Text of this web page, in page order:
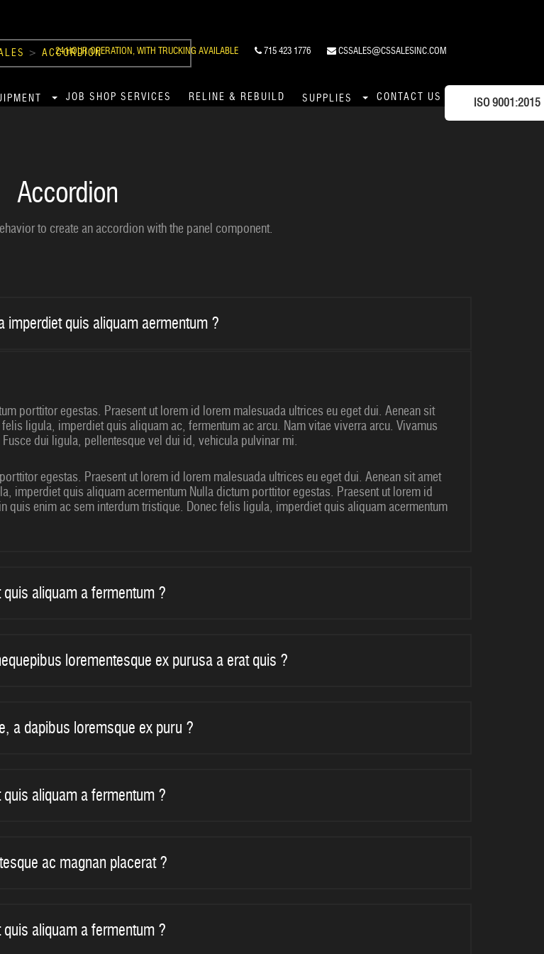
24 HOUR OPERATION, WITH TRUCKING AVAILABLE 715 423 1776 CSSALES@CSSALESINC.COM
JOB SHOP SERVICES RELINE & REBUILD SUPPLIES CONTACT US
> ACCORDION
Accordion
to create an accordion with the panel component.
quis aliquam aermentum ?
porttitor egestas. Praesent ut lorem id lorem malesuada ultrices eu eget dui. Aenean sit
ligula, imperdiet quis aliquam ac, fermentum ac arcu. Nam vitae viverra arcu. Vivamus
dui ligula, pellentesque vel dui id, vehicula pulvinar mi.
egestas. Praesent ut lorem id lorem malesuada ultrices eu eget dui. Aenean sit amet
imperdiet quis aliquam acermentum Nulla dictum porttitor egestas. Praesent ut lorem id
quis enim ac sem interdum tristique. Donec felis ligula, imperdiet quis aliquam acermentum
aliquam a fermentum ?
lorementesque ex purusa a erat quis ?
a dapibus loremsque ex puru ?
aliquam a fermentum ?
ac magnan placerat ?
aliquam a fermentum ?
ISO 9001:2015